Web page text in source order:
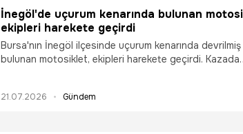
İnegöl'de uçurum kenarında bulunan
ekipleri harekete geçirdi
Bursa'nın İnegöl ilçesinde uçurum kenarında
bulunan motosiklet, ekipleri harekete geçirdi. Kazada
21.07.2026 Gündem